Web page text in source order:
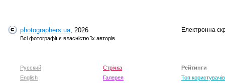
photographers.ua, 2026
Всі фотографії є власністю їх авторів.
Електронна
Русский
English
Стрічка
Галерея
Рейтинги
Топ користувачів